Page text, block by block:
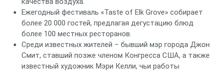
Ежегодный фестиваль «Taste of Elk Grove» собирает
более 20 000 гостей, предлагая дегустацию блюд
более 100 местных ресторанов.
Среди известных жителей – бывший мэр города Джон
Смит, ставший позже членом Конгресса США, а также
известный художник Мэри Келли, чьи работы